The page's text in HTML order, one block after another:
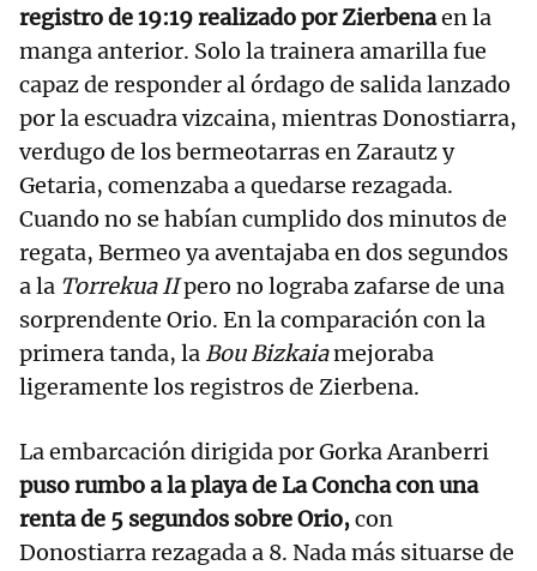
registro de 19:19 realizado por Zierbenaen la
manga anterior. Solo la trainera amarilla fue
capaz de responder al órdago de salida lanzado
por la escuadra vizcaina, mientras Donostiarra,
verdugo de los bermeotarras en Zarautz y
Getaria, comenzaba a quedarse rezagada.
Cuando no se habían cumplido dos minutos de
regata, Bermeo ya aventajaba en dos segundos
a la Torrekua IIpero no lograba zafarse de una
sorprendente Orio. En la comparación con la
primera tanda, la Bou Bizkaiamejoraba
ligeramente los registros de Zierbena.
La embarcación dirigida por Gorka Aranberri
puso rumbo a la playa de La Concha con una
renta de 5 segundos sobre Orio,con
Donostiarra rezagada a 8. Nada más situarse de